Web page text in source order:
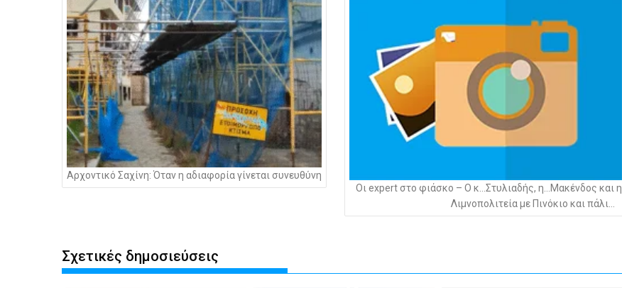
Αρχοντικό Σαχίνη: Όταν η αδιαφορία γίνεται συνευθύνη
Οι expert στο φιάσκο – Ο κ…Στυλιαδής, η…Μακένδος και η
Λιμνοπολιτεία με Πινόκιο και πάλι…
Σχετικές δημοσιεύσεις